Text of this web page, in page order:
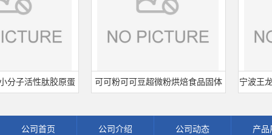
性肽胶原蛋 可可粉可可豆超微粉烘焙食品固体 宁波王龙山梨
公司首页 公司介绍 公司动态 产品